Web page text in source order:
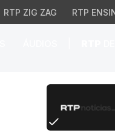
RTP ZIG ZAG RTP
subir